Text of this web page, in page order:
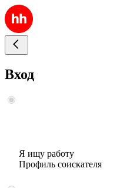
Вход
Я ищу работу
Профиль соискателя